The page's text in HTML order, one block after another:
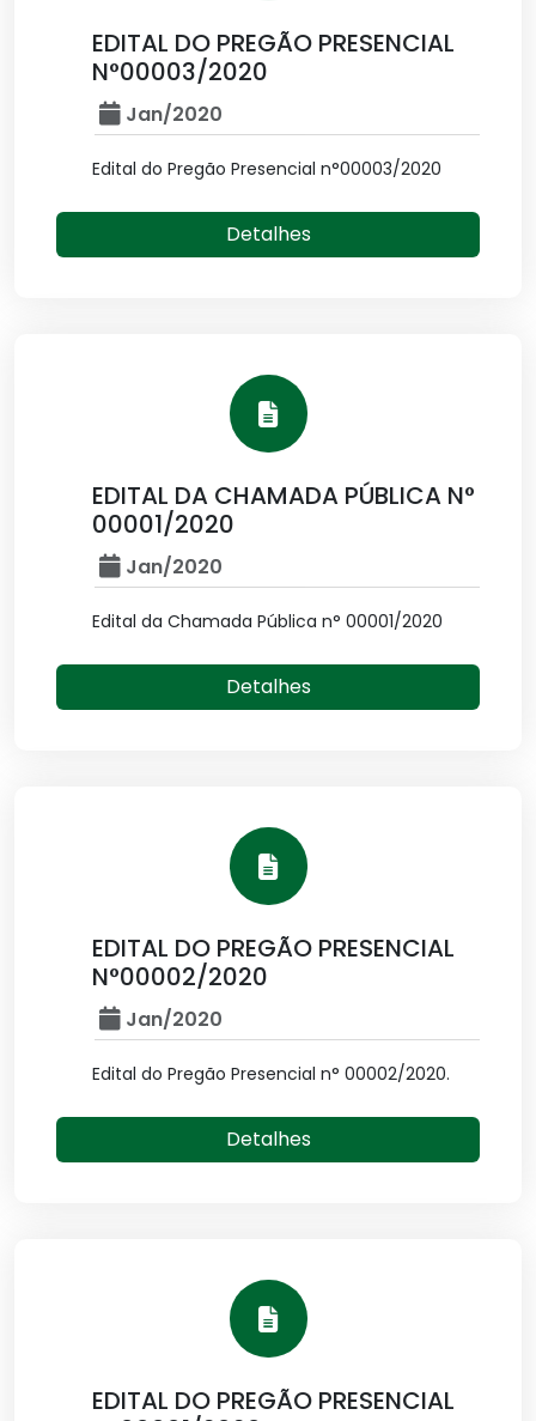
EDITAL DO PREGÃO PRESENCIAL
N°00003/2020
Jan/2020
Edital do Pregão Presencial n°00003/2020
Detalhes
EDITAL DA CHAMADA PÚBLICA N°
00001/2020
Jan/2020
Edital da Chamada Pública n° 00001/2020
Detalhes
EDITAL DO PREGÃO PRESENCIAL
N°00002/2020
Jan/2020
Edital do Pregão Presencial n° 00002/2020.
Detalhes
EDITAL DO PREGÃO PRESENCIAL